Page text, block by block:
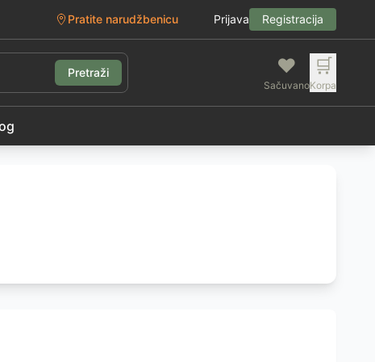
Pratite narudžbenicu Prijava Registracija
Pretraži ❤️
Sačuvano
🛒
Korpa